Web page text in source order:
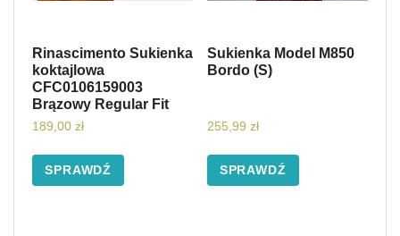
Rinascimento Sukienka
koktajlowa
CFC0106159003
Brązowy Regular Fit
189,00 zł
SPRAWDŹ
Sukienka Model M850
Bordo (S)
255,99 zł
SPRAWDŹ